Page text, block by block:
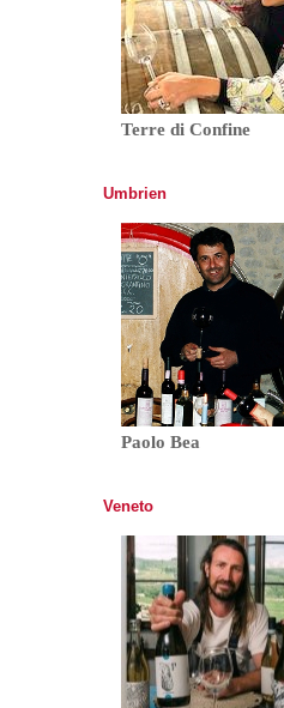
Terre di Confine
Umbrien
Paolo Bea
Veneto